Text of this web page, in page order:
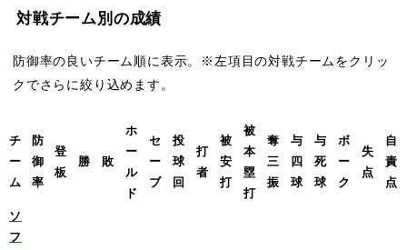
対戦チーム別の成績
防御率の良いチーム順に表示。※左項目の対戦チームをクリッ
クでさらに絞り込めます。
チ
ー
ム
防
御
率
登
板
勝 敗
ホ
ー
ル
ド
セ
ー
ブ
投
球
回
打
者
被
安
打
被
本
塁
打
奪
三
振
与
四
球
与
死
球
ボ
ー
ク
失
点
自
責
点
ソ
フ